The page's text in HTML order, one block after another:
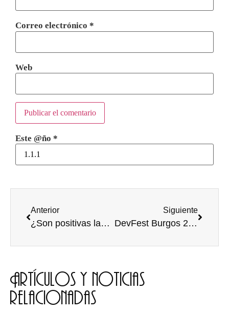
Correo electrónico *
Web
Este @ño *
Anterior
¿Son positivas las novatadas? Los alumnos defienden que SI
Siguiente
DevFest Burgos 2018 llega a Burgos de la mano de Google, GDG Burgos y la Asociación Burgalesa de Ingenieros Informáticos de la UBU
Artículos y noticias
relacionadas